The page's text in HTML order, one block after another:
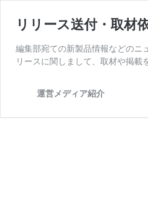
リリース送付・取材
編集部宛ての新製品情報などのニ
リースに関しまして、取材や掲
運営メディア紹介